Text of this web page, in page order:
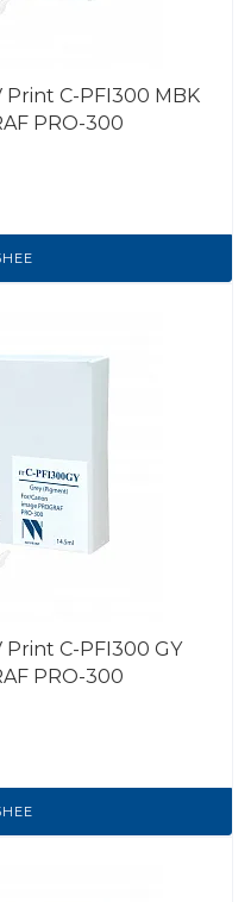
C-PFI300 MBK
PRO-300
C-PFI300 GY
PRO-300